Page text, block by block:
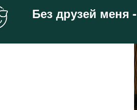
Без друзей меня